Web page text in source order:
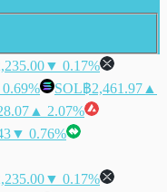
▼ 0.17%
SOL฿2,461.97 ▲
▲ 2.07%
▼ 0.76%
▼ 0.17%